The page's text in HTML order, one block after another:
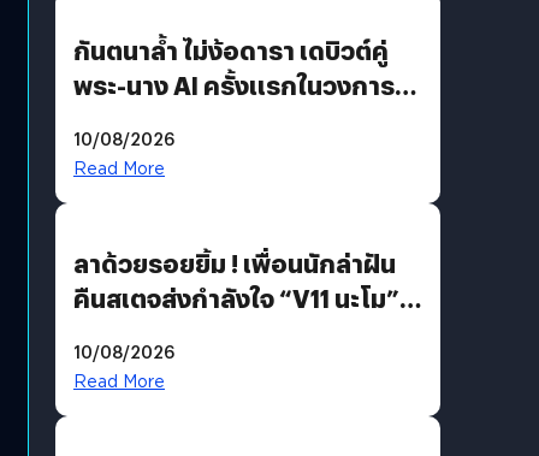
กันตนาล้ำ ไม่ง้อดารา เดบิวต์คู่
พระ-นาง AI ครั้งแรกในวงการ
10/08/2026
Read More
ลาด้วยรอยยิ้ม ! เพื่อนนักล่าฝัน
คืนสเตจส่งกำลังใจ “V11 นะโม”
รักแน่นฮอลล์
10/08/2026
Read More